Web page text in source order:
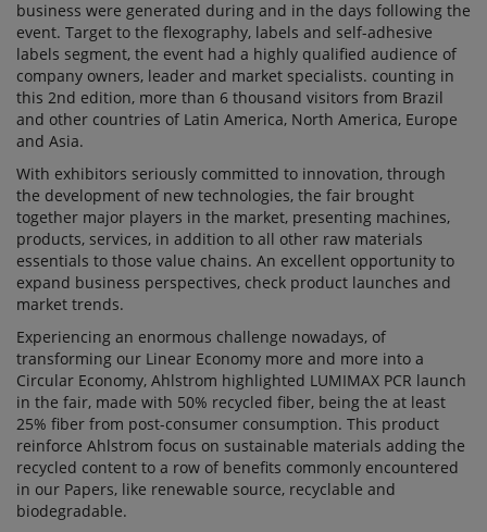
business were generated during and in the days following the
event. Target to the flexography, labels and self-adhesive
labels segment, the event had a highly qualified audience of
company owners, leader and market specialists. counting in
this 2nd edition, more than 6 thousand visitors from Brazil
and other countries of Latin America, North America, Europe
and Asia.
With exhibitors seriously committed to innovation, through
the development of new technologies, the fair brought
together major players in the market, presenting machines,
products, services, in addition to all other raw materials
essentials to those value chains. An excellent opportunity to
expand business perspectives, check product launches and
market trends.
Experiencing an enormous challenge nowadays, of
transforming our Linear Economy more and more into a
Circular Economy, Ahlstrom highlighted LUMIMAX PCR launch
in the fair, made with 50% recycled fiber, being the at least
25% fiber from post-consumer consumption. This product
reinforce Ahlstrom focus on sustainable materials adding the
recycled content to a row of benefits commonly encountered
in our Papers, like renewable source, recyclable and
biodegradable.